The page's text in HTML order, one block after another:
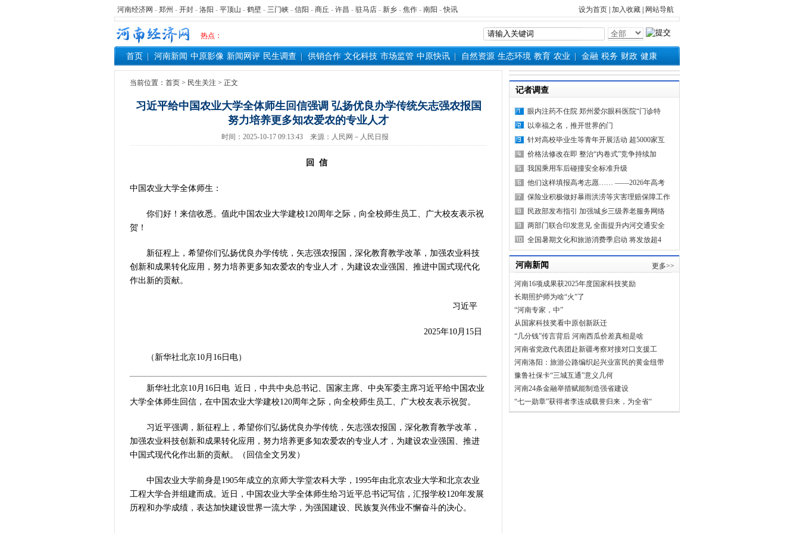
河南经济网 - 郑州 - 开封 - 洛阳 - 平顶山 - 鹤壁 - 三门峡 - 信阳 - 商丘 - 许昌 - 驻马店 - 新乡 - 焦作 - 南阳 -快讯 设为首页 加入收藏 网站导航
热点：
首页 河南新闻 中原影像 新闻网评 民生调查 供销合作 文化科技 市场监管 中原快讯 自然资源 生态环境 教育 农业 金融 税务 财政 健康
当前位置： 首页 > 民生关注 > 正文
习近平给中国农业大学全体师生回信强调 弘扬优良办学传统矢志强农报国
努力培养更多知农爱农的专业人才
时间：2025-10-17 09:13:43 来源：人民网－人民日报
回 信
中国农业大学全体师生：
你们好！来信收悉。值此中国农业大学建校120周年之际，向全校师生员工、广大校友表示祝
贺！
新征程上，希望你们弘扬优良办学传统，矢志强农报国，深化教育教学改革，加强农业科技
创新和成果转化应用，努力培养更多知农爱农的专业人才，为建设农业强国、推进中国式现代化
作出新的贡献。
习近平
2025年10月15日
（新华社北京10月16日电）
新华社北京10月16日电 近日，中共中央总书记、国家主席、中央军委主席习近平给中国农业
大学全体师生回信，在中国农业大学建校120周年之际，向全校师生员工、广大校友表示祝贺。
习近平强调，新征程上，希望你们弘扬优良办学传统，矢志强农报国，深化教育教学改革，
加强农业科技创新和成果转化应用，努力培养更多知农爱农的专业人才，为建设农业强国、推进
中国式现代化作出新的贡献。（回信全文另发）
中国农业大学前身是1905年成立的京师大学堂农科大学，1995年由北京农业大学和北京农业
工程大学合并组建而成。近日，中国农业大学全体师生给习近平总书记写信，汇报学校120年发展
历程和办学成绩，表达加快建设世界一流大学，为强国建设、民族复兴伟业不懈奋斗的决心。
记者调查
眼内注药不住院 郑州爱尔眼科医院“门诊特
以幸福之名，推开世界的门
针对高校毕业生等青年开展活动 超5000家互
价格法修改在即 整治“内卷式”竞争持续加
我国乘用车后碰撞安全标准升级
他们这样填报高考志愿…… ——2026年高考
保险业积极做好暴雨洪涝等灾害理赔保障工作
民政部发布指引 加强城乡三级养老服务网络
两部门联合印发意见 全面提升内河交通安全
全国暑期文化和旅游消费季启动 将发放超4
河南新闻 更多>>
河南16项成果获2025年度国家科技奖励
长期照护师为啥“火”了
“河南专家，中”
从国家科技奖看中原创新跃迁
“几分钱”传言背后 河南西瓜价差真相是啥
河南省党政代表团赴新疆考察对接对口支援工
河南洛阳：旅游公路编织起兴业富民的黄金纽带
豫鲁社保卡“三城互通”意义几何
河南24条金融举措赋能制造强省建设
“七一勋章”获得者李连成载誉归来，为全省“